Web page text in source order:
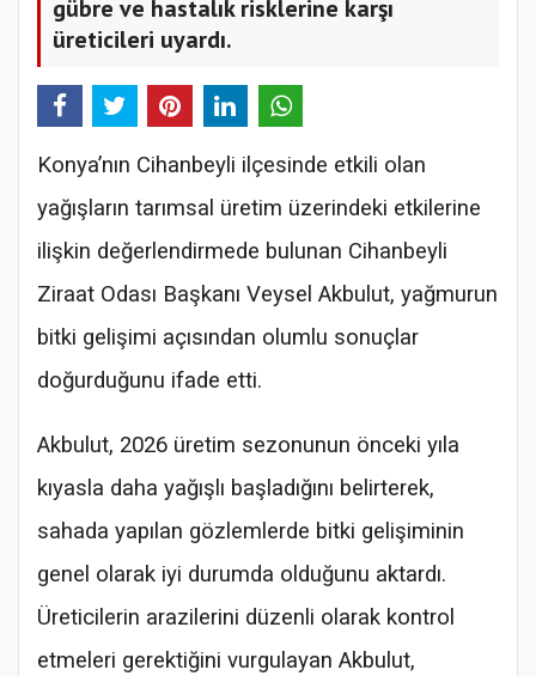
gübre ve hastalık risklerine karşı
üreticileri uyardı.
Konya’nın Cihanbeyli ilçesinde etkili olan
yağışların tarımsal üretim üzerindeki etkilerine
ilişkin değerlendirmede bulunan Cihanbeyli
Ziraat Odası Başkanı Veysel Akbulut, yağmurun
bitki gelişimi açısından olumlu sonuçlar
doğurduğunu ifade etti.
Akbulut, 2026 üretim sezonunun önceki yıla
kıyasla daha yağışlı başladığını belirterek,
sahada yapılan gözlemlerde bitki gelişiminin
genel olarak iyi durumda olduğunu aktardı.
Üreticilerin arazilerini düzenli olarak kontrol
etmeleri gerektiğini vurgulayan Akbulut,